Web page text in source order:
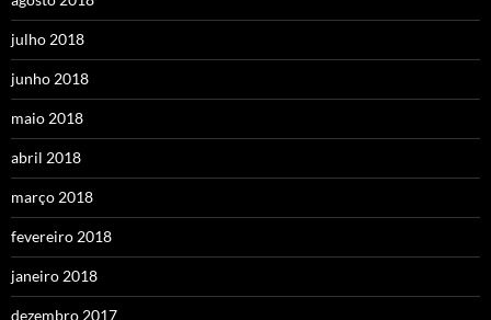
julho 2018
junho 2018
maio 2018
abril 2018
março 2018
fevereiro 2018
janeiro 2018
dezembro 2017